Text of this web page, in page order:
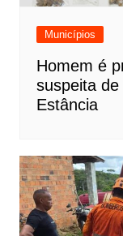
Municípios
Homem é
suspeita
Estância